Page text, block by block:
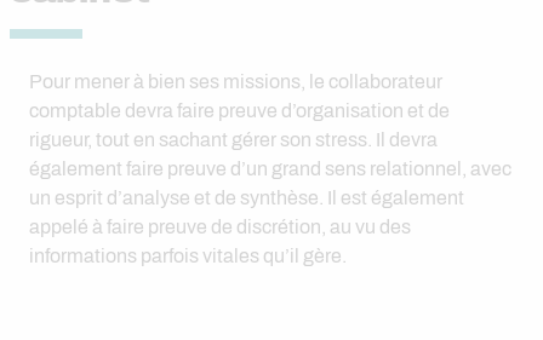
Pour mener à bien ses missions, le collaborateur
comptable devra faire preuve d’organisation et de
rigueur, tout en sachant gérer son stress. Il devra
également faire preuve d’un grand sens relationnel, avec
un esprit d’analyse et de synthèse. Il est également
appelé à faire preuve de discrétion, au vu des
informations parfois vitales qu’il gère.